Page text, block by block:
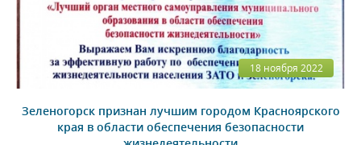
18 ноября 2022
Зеленогорск признан лучшим городом Красноярского
края в области обеспечения безопасности